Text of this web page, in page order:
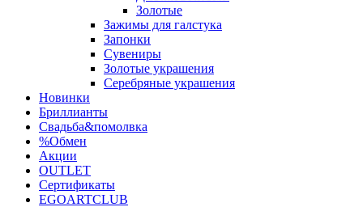
Золотые
Зажимы для галстука
Запонки
Сувениры
Золотые украшения
Серебряные украшения
Новинки
Бриллианты
Свадьба&помолвка
%Обмен
Акции
OUTLET
Сертификаты
EGOARTCLUB